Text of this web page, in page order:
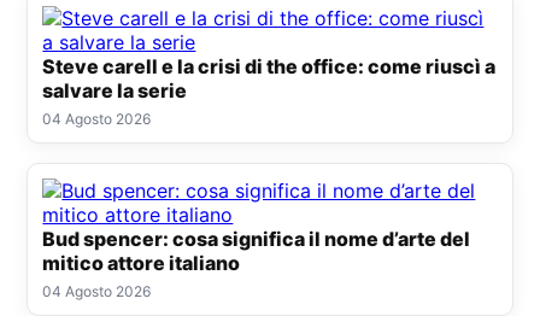
Steve carell e la crisi di the office: come riuscì a
salvare la serie
04 Agosto 2026
Bud spencer: cosa significa il nome d’arte del
mitico attore italiano
04 Agosto 2026